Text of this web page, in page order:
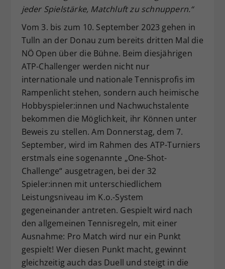
jeder Spielstärke, Matchluft zu schnuppern.“
Vom 3. bis zum 10. September 2023 gehen in
Tulln an der Donau zum bereits dritten Mal die
NÖ Open über die Bühne. Beim diesjährigen
ATP-Challenger werden nicht nur
internationale und nationale Tennisprofis im
Rampenlicht stehen, sondern auch heimische
Hobbyspieler:innen und Nachwuchstalente
bekommen die Möglichkeit, ihr Können unter
Beweis zu stellen. Am Donnerstag, dem 7.
September, wird im Rahmen des ATP-Turniers
erstmals eine sogenannte „One-Shot-
Challenge“ ausgetragen, bei der 32
Spieler:innen mit unterschiedlichem
Leistungsniveau im K.o.-System
gegeneinander antreten. Gespielt wird nach
den allgemeinen Tennisregeln, mit einer
Ausnahme: Pro Match wird nur ein Punkt
gespielt! Wer diesen Punkt macht, gewinnt
gleichzeitig auch das Duell und steigt in die
Zweck
Dieser Wert speichert Ihre Consent-
Einstellungen. Unter anderem eine
zufällig generierte ID, für die
historische Speicherung Ihrer
vorgenommen Einstellungen, falls der
Webseiten-Betreiber dies eingestellt
hat.